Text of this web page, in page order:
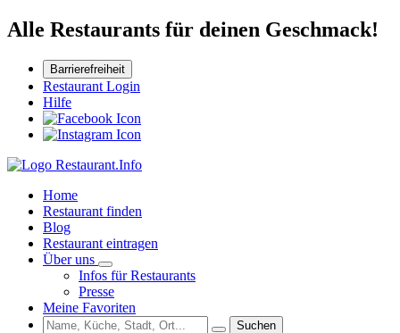
Alle Restaurants für deinen Geschmack!
Barrierefreiheit
Restaurant Login
Hilfe
Home
Restaurant finden
Blog
Restaurant eintragen
Über uns
Infos für Restaurants
Presse
Meine Favoriten
Suchen